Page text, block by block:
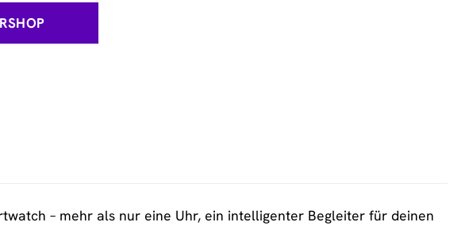
– mehr als nur eine Uhr, ein intelligenter Begleiter für deinen